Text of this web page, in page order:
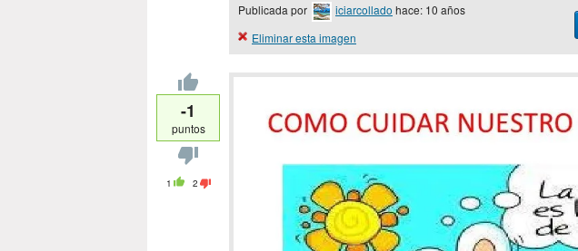
Publicada por iciarcollado hace: 10 años
Eliminar esta imagen
-1
puntos
1 2